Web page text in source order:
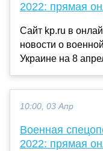
2022: прямая
Сайт kp.ru в
новости о
Украине на 8
10:00, 03 Апр
Военная
2022: прямая